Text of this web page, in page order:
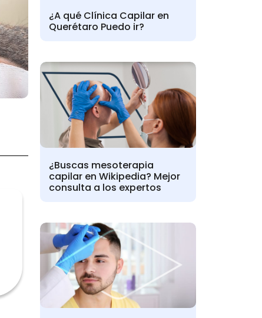
¿A qué Clínica Capilar en
Querétaro Puedo ir?
¿Buscas mesoterapia
capilar en Wikipedia? Mejor
consulta a los expertos